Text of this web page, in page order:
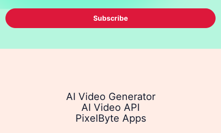
Subscribe
AI Video Generator
AI Video API
PixelByte Apps